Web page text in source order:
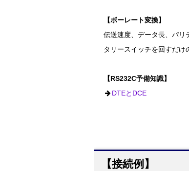
【ボーレート変換】
伝送速度、データ長、パリ
タリースイッチを回すだ
【RS232C予備知識】
DTEとDCE
【接続例】